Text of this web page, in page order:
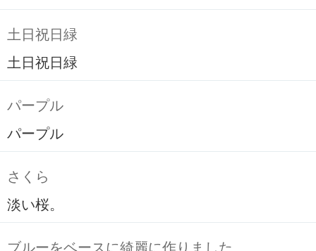
土日祝日緑
土日祝日緑
パープル
パープル
さくら
淡い桜。
ブルーをベースに綺麗に作りました